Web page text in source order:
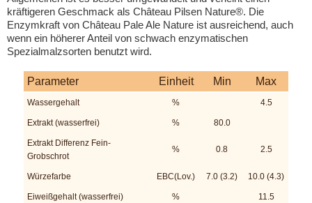
kräftigeren Geschmack als Château Pilsen Nature®. Die
Enzymkraft von Château Pale Ale Nature ist ausreichend, auch
wenn ein höherer Anteil von schwach enzymatischen
Spezialmalzsorten benutzt wird.
Parameter Einheit Min Max
Wassergehalt % 4.5
Extrakt (wasserfrei) % 80.0
Extrakt Differenz Fein-
Grobschrot
% 0.8 2.5
Würzefarbe EBC(Lov.) 7.0 (3.2) 10.0 (4.3)
Eiweißgehalt (wasserfrei) % 11.5